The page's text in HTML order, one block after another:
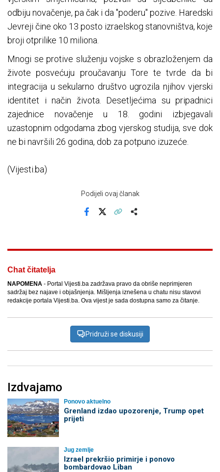
odbiju novačenje, pa čak i da "poderu" pozive. Haredski
Jevreji čine oko 13 posto izraelskog stanovništva, koje
broji otprilike 10 miliona.
Mnogi se protive služenju vojske s obrazloženjem da
živote posvećuju proučavanju Tore te tvrde da bi
integracija u sekularno društvo ugrozila njihov vjerski
identitet i način života. Desetljećima su pripadnici
zajednice novačenje u 18. godini izbjegavali
uzastopnim odgodama zbog vjerskog studija, sve dok
ne bi navršili 26 godina, dob za potpuno izuzeće.
(Vijesti.ba)
Podijeli ovaj članak
Chat čitatelja
NAPOMENA - Portal Vijesti.ba zadržava pravo da obriše neprimjeren
sadržaj bez najave i objašnjenja. Mišljenja iznešena u chatu nisu stavovi
redakcije portala Vijesti.ba. Ova vijest je sada dostupna samo za čitanje.
Pridruži se diskusiji
Izdvajamo
Ponovo aktuelno
Grenland izdao upozorenje, Trump opet
prijeti
Jug zemlje
Izrael prekršio primirje i ponovo
bombardovao Liban